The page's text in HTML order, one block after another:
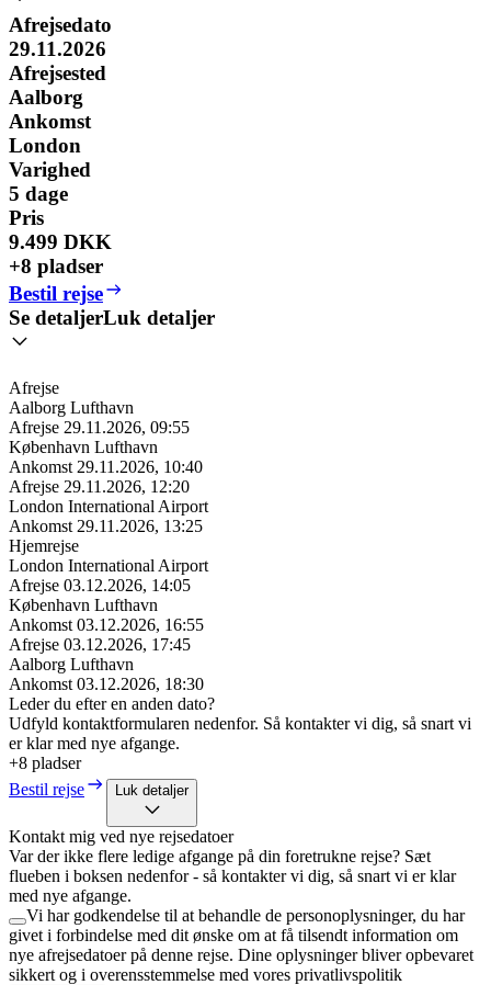
Afrejsedato
29.11.2026
Afrejsested
Aalborg
Ankomst
London
Varighed
5 dage
Pris
9.499 DKK
+8 pladser
Bestil rejse
Se detaljerLuk detaljer
Afrejse
Aalborg Lufthavn
Afrejse 29.11.2026, 09:55
København Lufthavn
Ankomst 29.11.2026, 10:40
Afrejse 29.11.2026, 12:20
London International Airport
Ankomst 29.11.2026, 13:25
Hjemrejse
London International Airport
Afrejse 03.12.2026, 14:05
København Lufthavn
Ankomst 03.12.2026, 16:55
Afrejse 03.12.2026, 17:45
Aalborg Lufthavn
Ankomst 03.12.2026, 18:30
Leder du efter en anden dato?
Udfyld kontaktformularen nedenfor. Så kontakter vi dig, så snart vi
er klar med nye afgange.
+8 pladser
Bestil rejse
Luk detaljer
Kontakt mig ved nye rejsedatoer
Var der ikke flere ledige afgange på din foretrukne rejse? Sæt
flueben i boksen nedenfor - så kontakter vi dig, så snart vi er klar
med nye afgange.
Vi har godkendelse til at behandle de personoplysninger, du har
givet i forbindelse med dit ønske om at få tilsendt information om
nye afrejsedatoer på denne rejse. Dine oplysninger bliver opbevaret
sikkert og i overensstemmelse med vores privatlivspolitik